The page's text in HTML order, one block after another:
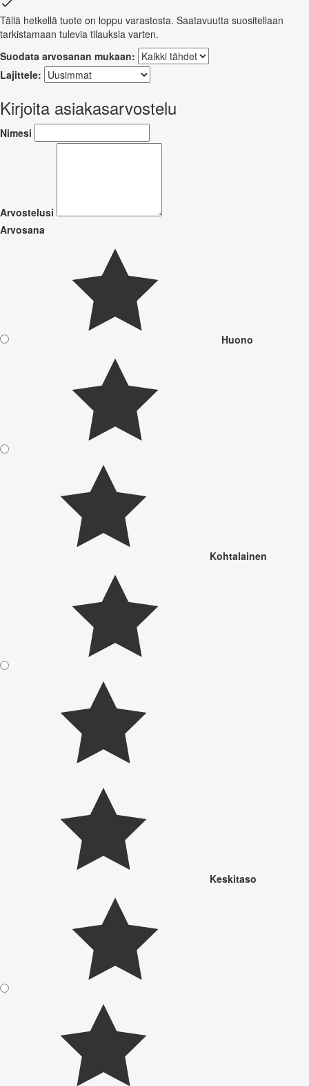
Tällä hetkellä tuote on loppu varastosta. Saatavuutta suositellaan
tarkistamaan tulevia tilauksia varten.
Suodata arvosanan mukaan:
Lajittele:
Kirjoita asiakasarvostelu
Nimesi
Arvostelusi
Arvosana
Huono
Kohtalainen
Keskitaso